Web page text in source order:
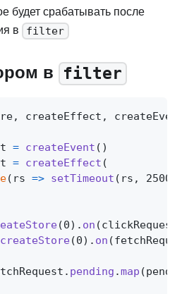
будет срабатывать после
в
filter
в filter
, createEffect ,
= createEvent ( )
= createEffect (
( rs => setTimeout ( rs , 2500
(0) . on (clickRequest
createStore(0) . on (
. pending .map (